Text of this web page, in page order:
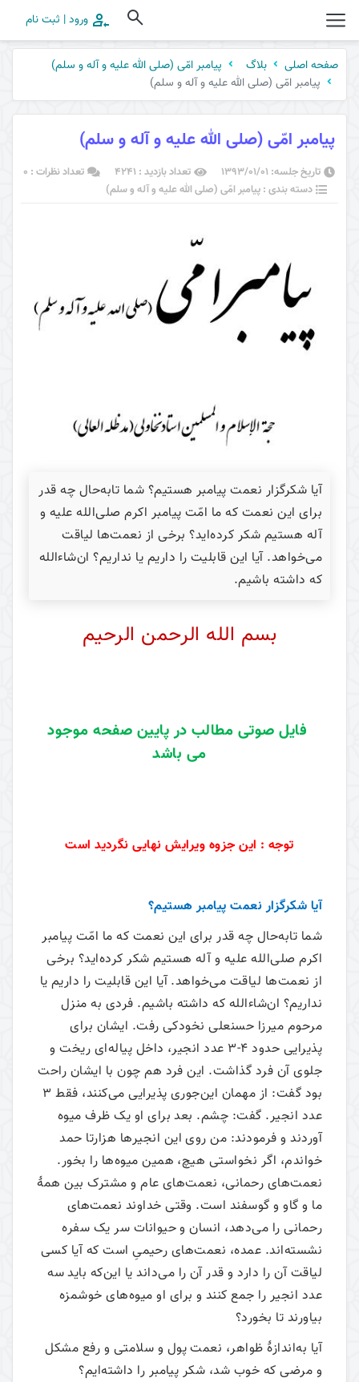
ورود | ثبت نام
صفحه اصلی بلاگ پیامبر امّی (صلی الله علیه و آله و سلم)
پیامبر امّی (صلی الله علیه و آله و سلم)
پیامبر امّی (صلی الله علیه و آله و سلم)
تاریخ جلسه: ۱۳۹۳/۰۱/۰۱ تعداد بازدید : 4241
تعداد نظرات : 0
دسته بندی : پیامبر امّی (صلی الله علیه و آله و سلم)
آیا شکرگزار نعمت پیامبر هستیم؟ شما تابه‌حال چه قدر
برای این نعمت که ما امّت پیامبر اکرم صلی‌الله علیه و
آله هستیم شکر کرده‌اید؟ برخی از نعمت‌ها لیاقت
می‌‌خواهد. آیا این قابلیت را داریم یا نداریم؟ ان‌شاءالله
که داشته باشیم.
بسم الله الرحمن الرحیم
فایل صوتی مطالب در پایین صفحه موجود
می باشد
توجه : این جزوه ویرایش نهایی نگردید است
آیا شکرگزار نعمت پیامبر هستیم؟
شما تابه‌حال چه قدر برای این نعمت که ما امّت پیامبر
اکرم صلی‌الله علیه و آله هستیم شکر کرده‌اید؟ برخی
از نعمت‌ها لیاقت می‌‌خواهد. آیا این قابلیت را داریم یا
نداریم؟ ان‌شاءالله که داشته باشیم. فردی به منزل
مرحوم میرزا حسنعلی نخودکی رفت. ایشان برای
پذیرایی حدود 4-3 عدد انجیر، داخل پیاله‌ای ریخت و
جلوی آن فرد گذاشت. این فرد هم چون با ایشان راحت
بود گفت: از مهمان این‌جوری پذیرایی می‌‌کنند، فقط 3
عدد انجیر. گفت: چشم. بعد برای او یک ظرف میوه
آوردند و فرمودند: من روی این انجیرها هزارتا حمد
خواندم، اگر نخواستی هیچ، همین میوه‌ها را بخور.
نعمت‌های رحمانی، نعمت‌های عام و مشترک بین همۀ
ما و گاو و گوسفند است. وقتی خداوند نعمت‌های
رحمانی را می‌‌دهد، انسان و حیوانات سر یک سفره
نشسته‌اند. عمده، نعمت‌‎های رحیمیِ است که آیا کسی
لیاقت‌ آن را دارد و قدر آن را می‌‌داند یا این‌که باید سه
عدد انجیر را جمع کنند و برای او میوه‌های خوشمزه
بیاورند تا بخورد؟
آیا به‌اندازۀ ظواهر، نعمت پول و سلامتی و رفع مشکل
و مرضی که خوب شد، شکر پیامبر را داشته‌ایم؟